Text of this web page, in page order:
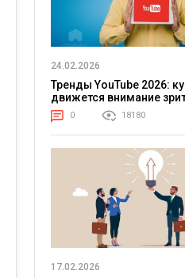
24.02.2026
Тренды YouTube 2026:
движется внимание
0 18180
17.02.2026